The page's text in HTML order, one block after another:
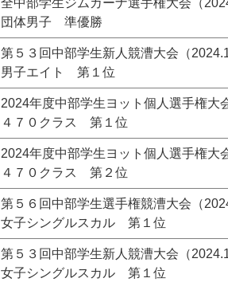
全中部学生ジムカーナ選手権大会（
団体男子 準優勝
第５３回中部学生新人競漕大会（
男子エイト 第１位
2024年度中部学生ヨット個人選手権大
４７０クラス 第１位
2024年度中部学生ヨット個人選手権大
４７０クラス 第２位
第５６回中部学生選手権競漕大会（
女子シングルスカル 第１位
第５３回中部学生新人競漕大会（
女子シングルスカル 第１位